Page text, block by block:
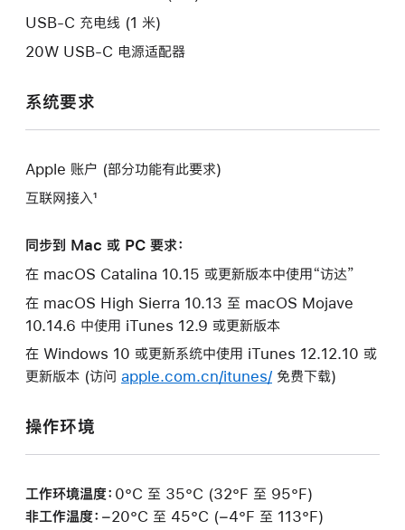
USB-C 充电线 (1 米)
20W USB-C 电源适配器
系统要求
Apple 账户 (部分功能有此要求)
互联网接入¹
同步到 Mac 或 PC 要求：
在 macOS Catalina 10.15 或更新版本中使用“访达”
在 macOS High Sierra 10.13 至 macOS Mojave
10.14.6 中使用 iTunes 12.9 或更新版本
在 Windows 10 或更新系统中使用 iTunes 12.12.10 或
更新版本 (访问 apple.com.cn/itunes/ 免费下载)
操作环境
工作环境温度： 0°C 至 35°C (32°F 至 95°F)
非工作温度： −20°C 至 45°C (−4°F 至 113°F)